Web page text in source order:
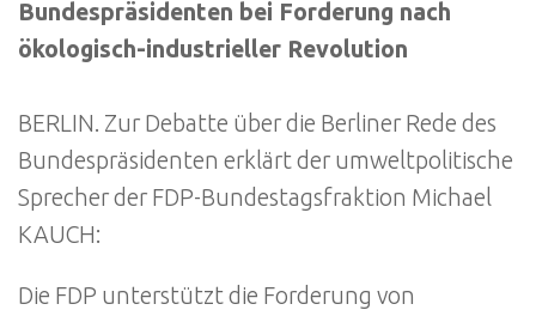
Bundespräsidenten bei Forderung nach
ökologisch-industrieller Revolution
BERLIN. Zur Debatte über die Berliner Rede des
Bundespräsidenten erklärt der umweltpolitische
Sprecher der FDP-Bundestagsfraktion Michael
KAUCH:
Die FDP unterstützt die Forderung von